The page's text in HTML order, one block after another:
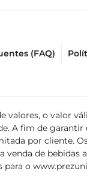
(FAQ)
valores, o valor
A fim de
por cliente.
de bebidas
para o